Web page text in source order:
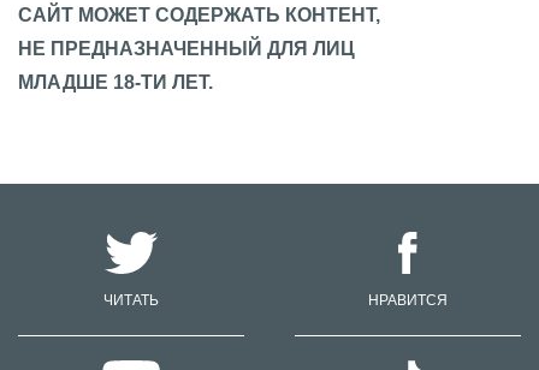
САЙТ МОЖЕТ СОДЕРЖАТЬ КОНТЕНТ,
НЕ ПРЕДНАЗНАЧЕННЫЙ ДЛЯ ЛИЦ
МЛАДШЕ 18-ТИ ЛЕТ.
ЧИТАТЬ НРАВИТСЯ